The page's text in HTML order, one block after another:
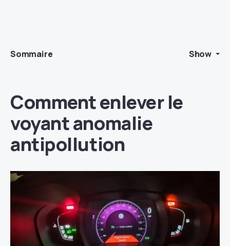
Sommaire Show
Comment enlever le
voyant anomalie
antipollution